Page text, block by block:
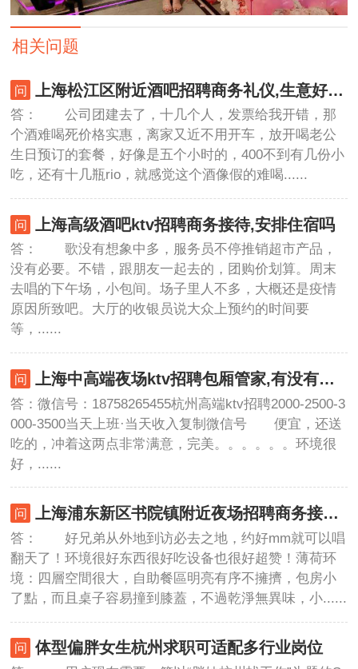
相关问题
上海松江区附近酒吧招聘商务礼仪,生意好好上班的
答： 公司团建去了，十几个人，发票给我开错，那
个酒难喝死价格实惠，离家又近不用开车，放开喝老公
生日预订的套餐，好像是五个小时的，400不到有几份小
吃，还有十几瓶rio，就感觉这个酒像假的难喝......
上海高级酒吧ktv招聘商务接待,安排住宿吗
答： 歌没有想象中多，服务员不停推销超市产品，
没有必要。不错，跟朋友一起去的，团购价划算。周末
去唱的下午场，小包间。场子里人不多，大概还是疫情
原因所致吧。大厅的收银员说大众上预约的时间要
等，......
上海中高端夜场ktv招聘包厢管家,有没有技能培训
答：微信号：18758265455杭州高端ktv招聘2000-2500-3
000-3500当天上班·当天收入复制微信号 便宜，还送
吃的，冲着这两点非常满意，完美。。。。。。环境很
好，......
上海浦东新区书院镇附近夜场招聘商务接待,(不压工资待遇好的)
答： 好兄弟从外地到访必去之地，约好mm就可以唱
翻天了！环境很好东西很好吃设备也很好超赞！薄荷环
境：四層空間很大，自助餐區明亮有序不擁擠，包房小
了點，而且桌子容易撞到膝蓋，不過乾淨無異味，小......
体型偏胖女生杭州求职可适配多行业岗位